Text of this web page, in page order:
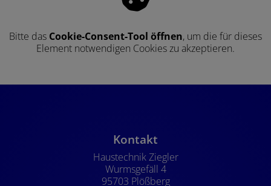
Bitte das Cookie-Consent-Tool öffnen, um die für dieses
Element notwendigen Cookies zu akzeptieren.
Kontakt
Haustechnik Ziegler
Wurmsgefäll 4
95703 Plößberg